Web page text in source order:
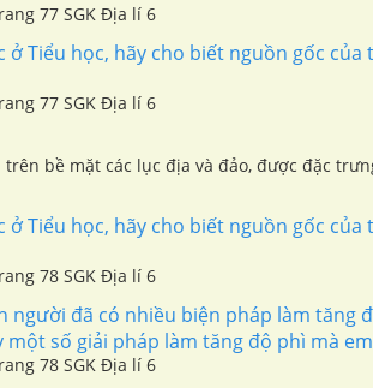
77 SGK Địa lí 6
Tiểu học, hãy cho biết nguồn gốc của
77 SGK Địa lí 6
bề mặt các lục địa và đảo, được đặc
Tiểu học, hãy cho biết nguồn gốc của
78 SGK Địa lí 6
người đã có nhiều biện pháp làm tăng
số giải pháp làm tăng độ phì mà
78 SGK Địa lí 6